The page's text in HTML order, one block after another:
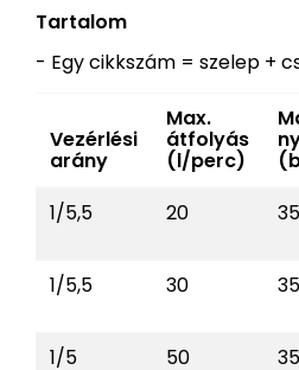
Tartalom
- Egy cikkszám = szelep +
Vezérlési
arány
Max.
átfolyás
(l/perc)
1/5,5
20
1/5,5 30
1/5 50